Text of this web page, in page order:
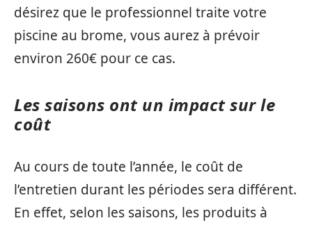
désirez que le professionnel traite votre
piscine au brome, vous aurez à prévoir
environ 260€ pour ce cas.
Les saisons ont un impact sur le
coût
Au cours de toute l’année, le coût de
l’entretien durant les périodes sera différent.
En effet, selon les saisons, les produits à